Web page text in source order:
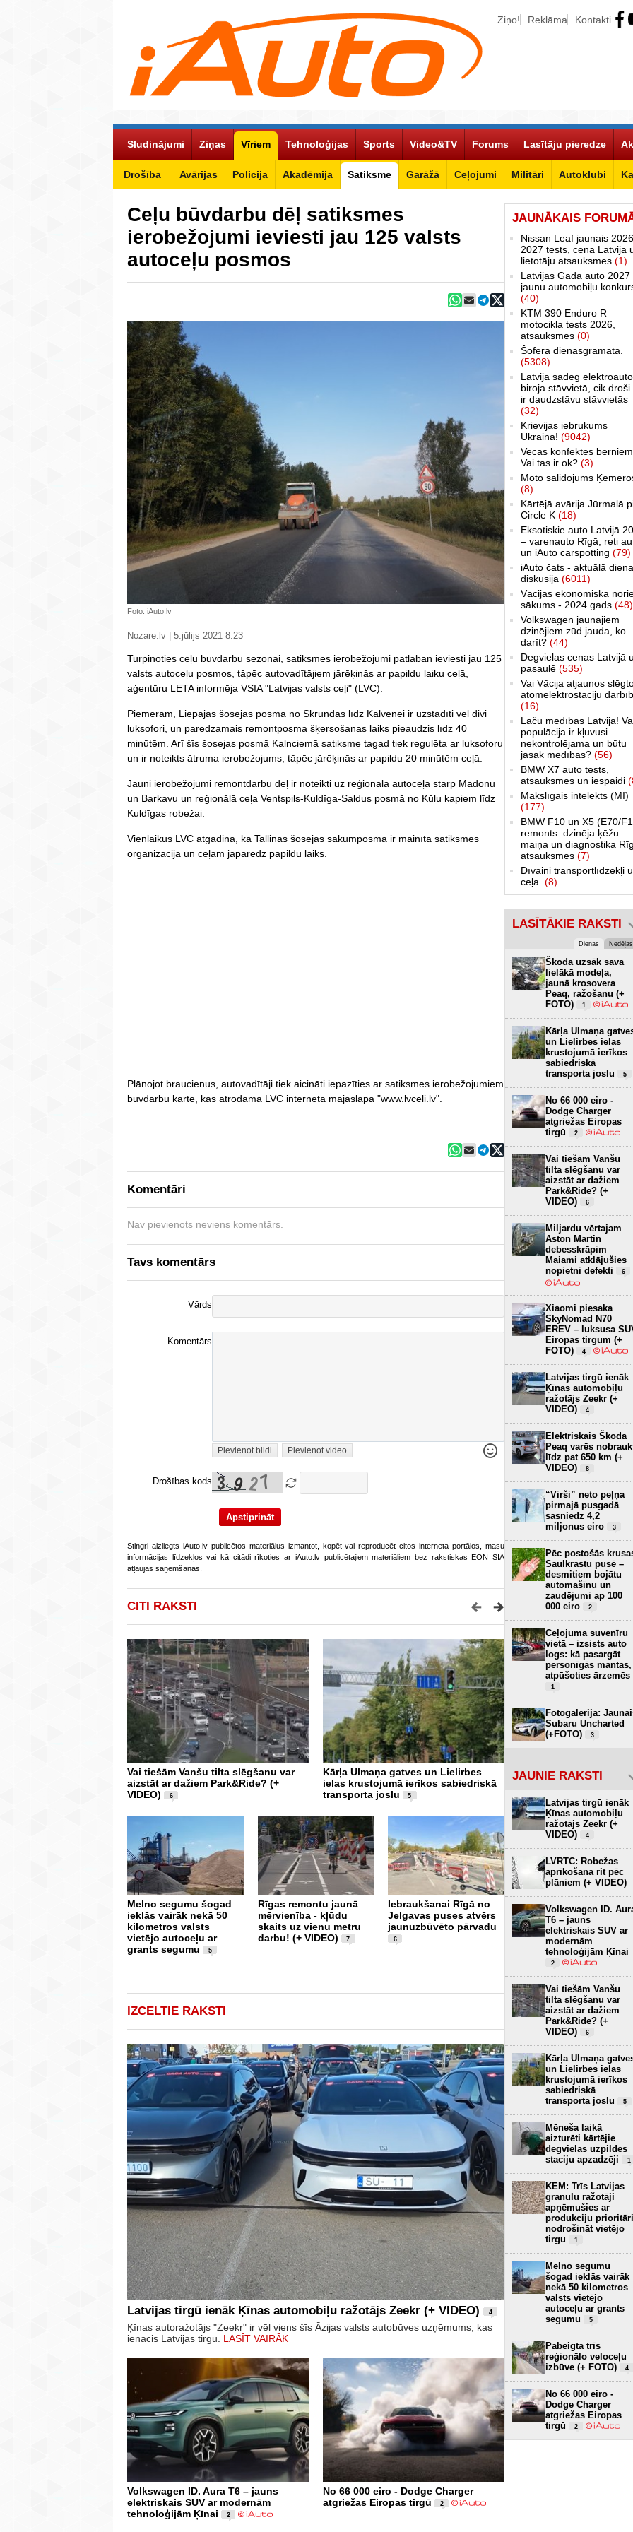
Ziņo! Reklāma Kontakti
Sludinājumi Ziņas Vīriem
Drošība Avārijas Policija Akadēmija Satiksme Garāžā Ceļojumi Militāri Autoklubi
Tehnoloģijas Sports Video&TV Forums Lasītāju pieredze
Ceļu būvdarbu dēļ satiksmes
ierobežojumi ieviesti jau 125 valsts
autoceļu posmos
Foto: iAuto.lv
Nozare.lv | 5.jūlijs 2021 8:23
Turpinoties ceļu būvdarbu sezonai, satiksmes ierobežojumi patlaban ieviesti jau 125
valsts autoceļu posmos, tāpēc autovadītājiem jārēķinās ar papildu laiku ceļā,
aģentūru LETA informēja VSIA "Latvijas valsts ceļi" (LVC).
Piemēram, Liepājas šosejas posmā no Skrundas līdz Kalvenei ir uzstādīti vēl divi
luksofori, un paredzamais remontposma šķērsošanas laiks pieaudzis līdz 40
minūtēm. Arī šīs šosejas posmā Kalnciemā satiksme tagad tiek regulēta ar luksoforu
un ir noteikts ātruma ierobežojums, tāpēc jārēķinās ar papildu 20 minūtēm ceļā.
Jauni ierobežojumi remontdarbu dēļ ir noteikti uz reģionālā autoceļa starp Madonu
un Barkavu un reģionālā ceļa Ventspils-Kuldīga-Saldus posmā no Kūlu kapiem līdz
Kuldīgas robežai.
Vienlaikus LVC atgādina, ka Tallinas šosejas sākumposmā ir mainīta satiksmes
organizācija un ceļam jāparedz papildu laiks.
Plānojot braucienus, autovadītāji tiek aicināti iepazīties ar satiksmes ierobežojumiem
būvdarbu kartē, kas atrodama LVC interneta mājaslapā "www.lvceli.lv".
Komentāri
Nav pievienots neviens komentārs.
Tavs komentārs
Vārds
Komentārs
Pievienot bildi Pievienot video
Drošības kods
Stingri aizliegts iAuto.lv publicētos materiālus izmantot, kopēt vai reproducēt citos interneta portālos, masu
informācijas līdzekļos vai kā citādi rīkoties ar iAuto.lv publicētajiem materiāliem bez rakstiskas EON SIA
atļaujas saņemšanas.
CITI RAKSTI
Vai tiešām Vanšu tilta slēgšanu var
aizstāt ar dažiem Park&Ride? (+
VIDEO)
6
Kārļa Ulmaņa gatves un Lielirbes
ielas krustojumā ierīkos sabiedriskā
transporta joslu
5
Melno segumu šogad
ieklās vairāk nekā 50
kilometros valsts
vietējo autoceļu ar
grants segumu
5
Rīgas remontu jaunā
mērvienība - kļūdu
skaits uz vienu metru
darbu! (+ VIDEO)
7
Iebraukšanai Rīgā no
Jelgavas puses atvērs
jaunuzbūvēto pārvadu
6
Ar pēdējā robežkontroles
slēgšanu kravas
Latvijas-Baltkrievijas
Jaunais Depo-Spice
krustojums Lielirbes un
Kārļa Ulmaņa gatvē -
vai luksofori ir bīstami
izvietoti? (+ VIDEO)
IZCELTIE RAKSTI
Latvijas tirgū ienāk Ķīnas automobiļu ražotājs Zeekr (+ VIDEO) 4
Ķīnas autoražotājs "Zeekr" ir vēl viens šīs Āzijas valsts autobūves uzņēmums, kas
ienācis Latvijas tirgū. LASĪT VAIRĀK
Volkswagen ID. Aura T6 – jauns
elektriskais SUV ar modernām
tehnoloģijām Ķīnai
2
No 66 000 eiro - Dodge Charger
atgriežas Eiropas tirgū
2
JAUNĀKAIS
Nissan Leaf jaunais
2027 tests, cena Latvijā
lietotāju atsauksmes (1)
Latvijas Gada auto 2027
jaunu automobiļu
(40)
KTM 390 Enduro R
motocikla tests 2026,
atsauksmes (0)
Šofera dienasgrāmata.
(5308)
Latvijā sadeg elektroauto
biroja stāvvietā, cik droši
ir daudzstāvu stāvvietās
(32)
Krievijas iebrukums
Ukrainā! (9042)
Vecas konfektes
Vai tas ir ok? (3)
Moto salidojums
(8)
Kārtējā avārija Jūrmalā
Circle K (18)
Eksotiskie auto Latvijā
– varenauto Rīgā, reti
un iAuto carspotting (79)
iAuto čats - aktuālā
diskusija (6011)
Vācijas ekonomiskā
sākums - 2024.gads (48)
Volkswagen jaunajiem
dzinējiem zūd jauda, ko
darīt? (44)
Degvielas cenas Latvijā
pasaulē (535)
Vai Vācija atjaunos
atomelektrostaciju
(16)
Lāču medības Latvijā!
populācija ir kļuvusi
nekontrolējama un būtu
jāsāk medības? (56)
BMW X7 auto tests,
atsauksmes un iespaidi
Makslīgais intelekts (MI)
(177)
BMW F10 un X5 (E70/
remonts: dzinēja ķēžu
maiņa un diagnostika
atsauksmes (7)
Dīvaini transportlīdzekļi
ceļa. (8)
LASĪTĀKIE RAKSTI
Dienas Nedēļas
Škoda uzsāk sava
lielākā modeļa,
jaunā krosovera
Peaq, ražošanu (+
FOTO)
1
Kārļa Ulmaņa
un Lielirbes ielas
krustojumā ierīkos
sabiedriskā
transporta joslu
5
No 66 000 eiro -
Dodge Charger
atgriežas Eiropas
tirgū
2
Vai tiešām Vanšu
tilta slēgšanu var
aizstāt ar dažiem
Park&Ride? (+
VIDEO)
6
Miljardu vērtajam
Aston Martin
debesskrāpim
Maiami atklājušies
nopietni defekti
6
Xiaomi piesaka
SkyNomad N70
EREV – luksusa
Eiropas tirgum (+
FOTO)
4
Latvijas tirgū ienāk
Ķīnas automobiļu
ražotājs Zeekr (+
VIDEO)
4
Elektriskais Škoda
Peaq varēs
līdz pat 650 km (+
VIDEO)
8
“Virši” neto peļņa
pirmajā pusgadā
sasniedz 4,2
miljonus eiro
3
Pēc postošās
Saulkrastu pusē –
desmitiem bojātu
automašīnu un
zaudējumi ap 100
000 eiro
2
Ceļojuma suvenīru
vietā – izsists auto
logs: kā pasargāt
personīgās mantas,
atpūšoties ārzemēs
1
Fotogalerija:
Subaru Uncharted
(+FOTO)
3
JAUNIE RAKSTI
Latvijas tirgū ienāk
Ķīnas automobiļu
ražotājs Zeekr (+
VIDEO)
4
LVRTC: Robežas
aprīkošana rit pēc
plāniem (+ VIDEO)
Volkswagen ID.
T6 – jauns
elektriskais SUV ar
modernām
tehnoloģijām Ķīnai
2
Vai tiešām Vanšu
tilta slēgšanu var
aizstāt ar dažiem
Park&Ride? (+
VIDEO)
6
Kārļa Ulmaņa
un Lielirbes ielas
krustojumā ierīkos
sabiedriskā
transporta joslu
5
Mēneša laikā
aizturēti kārtējie
degvielas uzpildes
staciju apzadzēji
1
KEM: Trīs Latvijas
granulu ražotāji
apņēmušies ar
produkciju prioritāri
nodrošināt vietējo
tirgu
1
Melno segumu
šogad ieklās vairāk
nekā 50 kilometros
valsts vietējo
autoceļu ar grants
segumu
5
Pabeigta trīs
reģionālo veloceļu
izbūve (+ FOTO)
4
No 66 000 eiro -
Dodge Charger
atgriežas Eiropas
tirgū
2